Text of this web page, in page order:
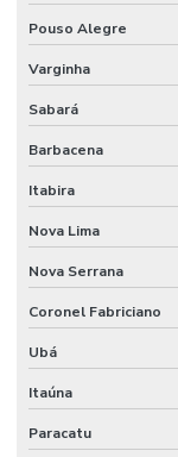
Pouso Alegre
Varginha
Sabará
Barbacena
Itabira
Nova Lima
Nova Serrana
Coronel Fabriciano
Ubá
Itaúna
Paracatu